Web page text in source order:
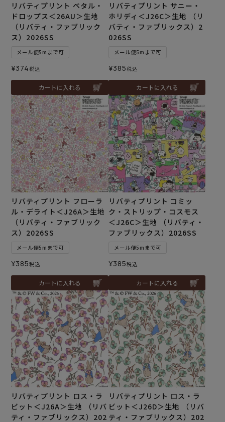
リバティプリント ペタル・
ドロップス＜26AU＞生地
（リバティ・ファブリック
ス）2026SS
メール便5mまで可
¥374税込
カートに入れる
リバティプリント サニー・
ホリディ＜J26C＞生地 （リ
バティ・ファブリックス）2
026SS
メール便5mまで可
¥385税込
カートに入れる
リバティプリント フローラ
ル・デライト＜J26A＞生地
（リバティ・ファブリック
ス）2026SS
メール便5mまで可
¥385税込
カートに入れる
リバティプリント コミッ
ク・ストリップ・コスモス
＜J26C＞生地 （リバティ・
ファブリックス）2026SS
メール便5mまで可
¥385税込
カートに入れる
リバティプリント ロス・ラ
ビット＜J26A＞生地 （リバ
ティ・ファブリックス）202
リバティプリント ロス・ラ
ビット＜J26D＞生地 （リバ
ティ・ファブリックス）202